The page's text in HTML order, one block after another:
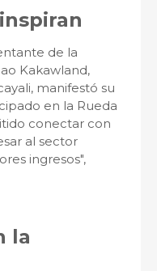
de la
Kakawland,
manifestó su
en la Rueda
conectar con
al sector
ingresos",
la